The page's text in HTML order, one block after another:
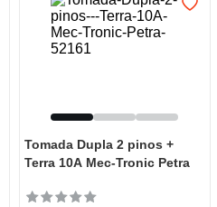
Tomada Dupla 2 pinos +
Terra 10A Mec-Tronic Petra